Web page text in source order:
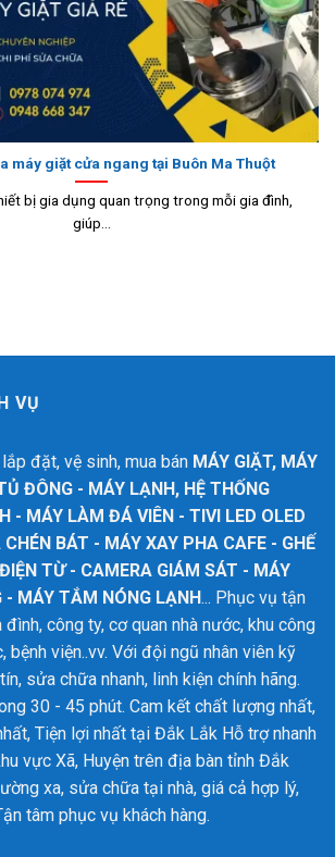
máy giặt cửa ngang tại Buôn Ma Thuột
bị gia dụng quan trọng trong mỗi gia đình,
giúp...
VỤ
đặt, vệ sinh, mua bán MÁY GIẶT, MÁY
ĐÔNG - MÁY LẠNH, HỆ THỐNG
- MÁY LÀM ĐÁ VIÊN - TIVI LED OLED
BÁT - MÁY XAY PHA CAFE - GHẾ
TỪ - CAMERA GIÁM SÁT - MÁY
- MÁY TẮM NÓNG LẠNH... Phục vụ tận
công ty, cơ quan nhà nước, khu công
bệnh viện..vv. Với đội ngũ nhân viên kỹ
sửa chữa nhanh, linh kiện chính hãng.
30 - 45 phút. Cam kết chất lượng nhất,
Tiện lợi nhất tại Đắk Lắk Hỗ trợ nhanh
vực Xã, Huyện trên địa bàn tỉnh Đắk
xa, sửa chữa tại nhà, giá cả hợp lý,
tâm phục vụ khách hàng.